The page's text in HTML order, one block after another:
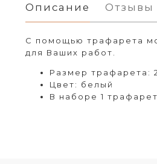
Описание Отзывы
С помощью трафарета
для Ваших работ.
Размер трафарета:
Цвет: белый
В наборе 1 трафарет